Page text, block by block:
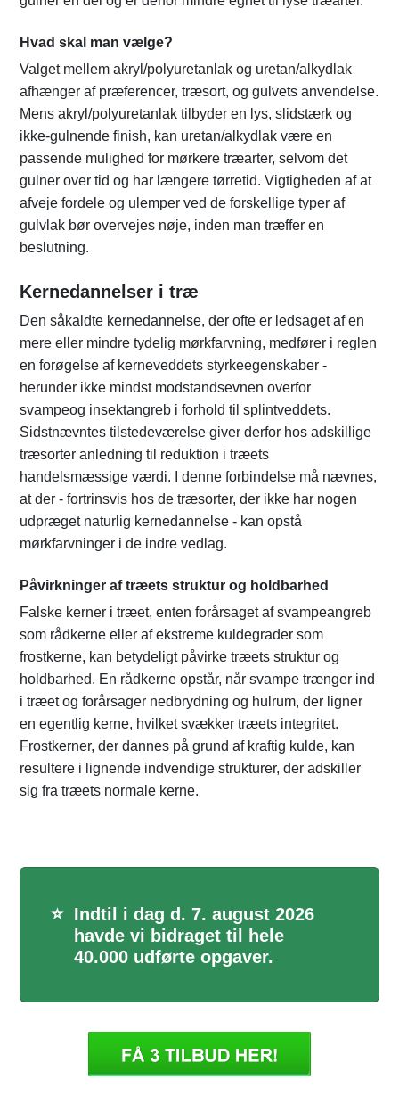
Hvad skal man vælge?
Valget mellem akryl/polyuretanlak og uretan/alkydlak
afhænger af præferencer, træsort, og gulvets anvendelse.
Mens akryl/polyuretanlak tilbyder en lys, slidstærk og
ikke-gulnende finish, kan uretan/alkydlak være en
passende mulighed for mørkere træarter, selvom det
gulner over tid og har længere tørretid. Vigtigheden af at
afveje fordele og ulemper ved de forskellige typer af
gulvlak bør overvejes nøje, inden man træffer en
beslutning.
Kernedannelser i træ
Den såkaldte kernedannelse, der ofte er ledsaget af en
mere eller mindre tydelig mørkfarvning, medfører i reglen
en forøgelse af kerneveddets styrkeegenskaber -
herunder ikke mindst modstandsevnen overfor
svampeog insektangreb i forhold til splintveddets.
Sidstnævntes tilstedeværelse giver derfor hos adskillige
træsorter anledning til reduktion i træets
handelsmæssige værdi. I denne forbindelse må nævnes,
at der - fortrinsvis hos de træsorter, der ikke har nogen
udpræget naturlig kernedannelse - kan opstå
mørkfarvninger i de indre vedlag.
Påvirkninger af træets struktur og holdbarhed
Falske kerner i træet, enten forårsaget af svampeangreb
som rådkerne eller af ekstreme kuldegrader som
frostkerne, kan betydeligt påvirke træets struktur og
holdbarhed. En rådkerne opstår, når svampe trænger ind
i træet og forårsager nedbrydning og hulrum, der ligner
en egentlig kerne, hvilket svækker træets integritet.
Frostkerner, der dannes på grund af kraftig kulde, kan
resultere i lignende indvendige strukturer, der adskiller
sig fra træets normale kerne.
⭐ Indtil i dag d. 7. august 2026
havde vi bidraget til hele
40.000 udførte opgaver.